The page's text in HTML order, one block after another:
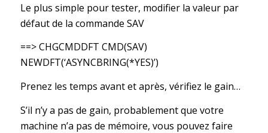
Le plus simple pour tester, modifier la valeur par
défaut de la commande SAV
==> CHGCMDDFT CMD(SAV)
NEWDFT(‘ASYNCBRING(*YES)’)
Prenez les temps avant et après, vérifiez le gain…
S’il n’y a pas de gain, probablement que votre
machine n’a pas de mémoire, vous pouvez faire